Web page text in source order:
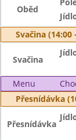
Oběd
Svačina (14:00
Svačina
Menu
Přesnídávka
Přesnídávka